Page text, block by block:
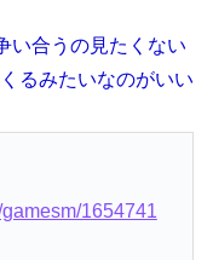
い合うの見たくない
るみたいなのがいい
1654741